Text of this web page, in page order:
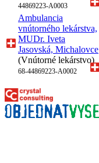
44869223-A0003
Ambulancia
vnútorného lekárstva,
MUDr. Iveta
Jasovská, Michalovce
(Vnútorné lekárstvo)
68-44869223-A0002